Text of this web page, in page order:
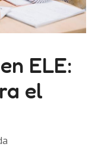
ELE:
el